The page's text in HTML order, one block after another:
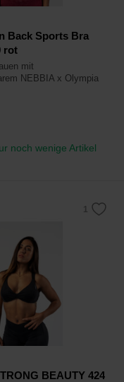
Back Sports Bra
rot
mit
NEBBIA x Olympia
noch wenige Artikel
BEAUTY 424